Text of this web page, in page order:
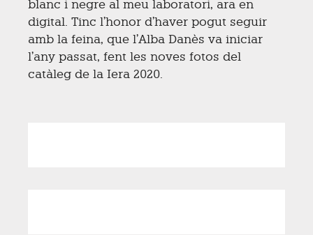
blanc i negre al meu laboratori, ara en
digital. Tinc l’honor d’haver pogut seguir
amb la feina, que l’Alba Danès va iniciar
l’any passat, fent les noves fotos del
catàleg de la Iera 2020.